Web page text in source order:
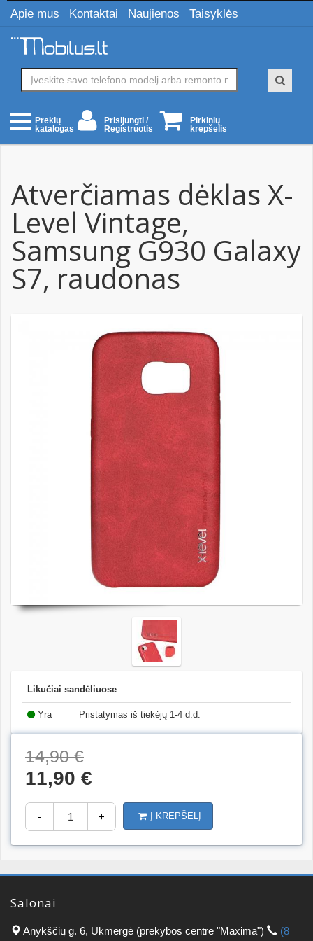
Apie mus Kontaktai Naujienos Taisyklės
Prekių
katalogas
Prisijungti /
Registruotis
Pirkinių
krepšelis
Atverčiamas dėklas X-
Level Vintage,
Samsung G930 Galaxy
S7, raudonas
Likučiai sandėliuose
Yra Pristatymas iš tiekėjų 1-4 d.d.
14,90 €
11,90 €
- + Į KREPŠELĮ
Salonai
Anykščių g. 6, Ukmergė (prekybos centre "Maxima")
(8